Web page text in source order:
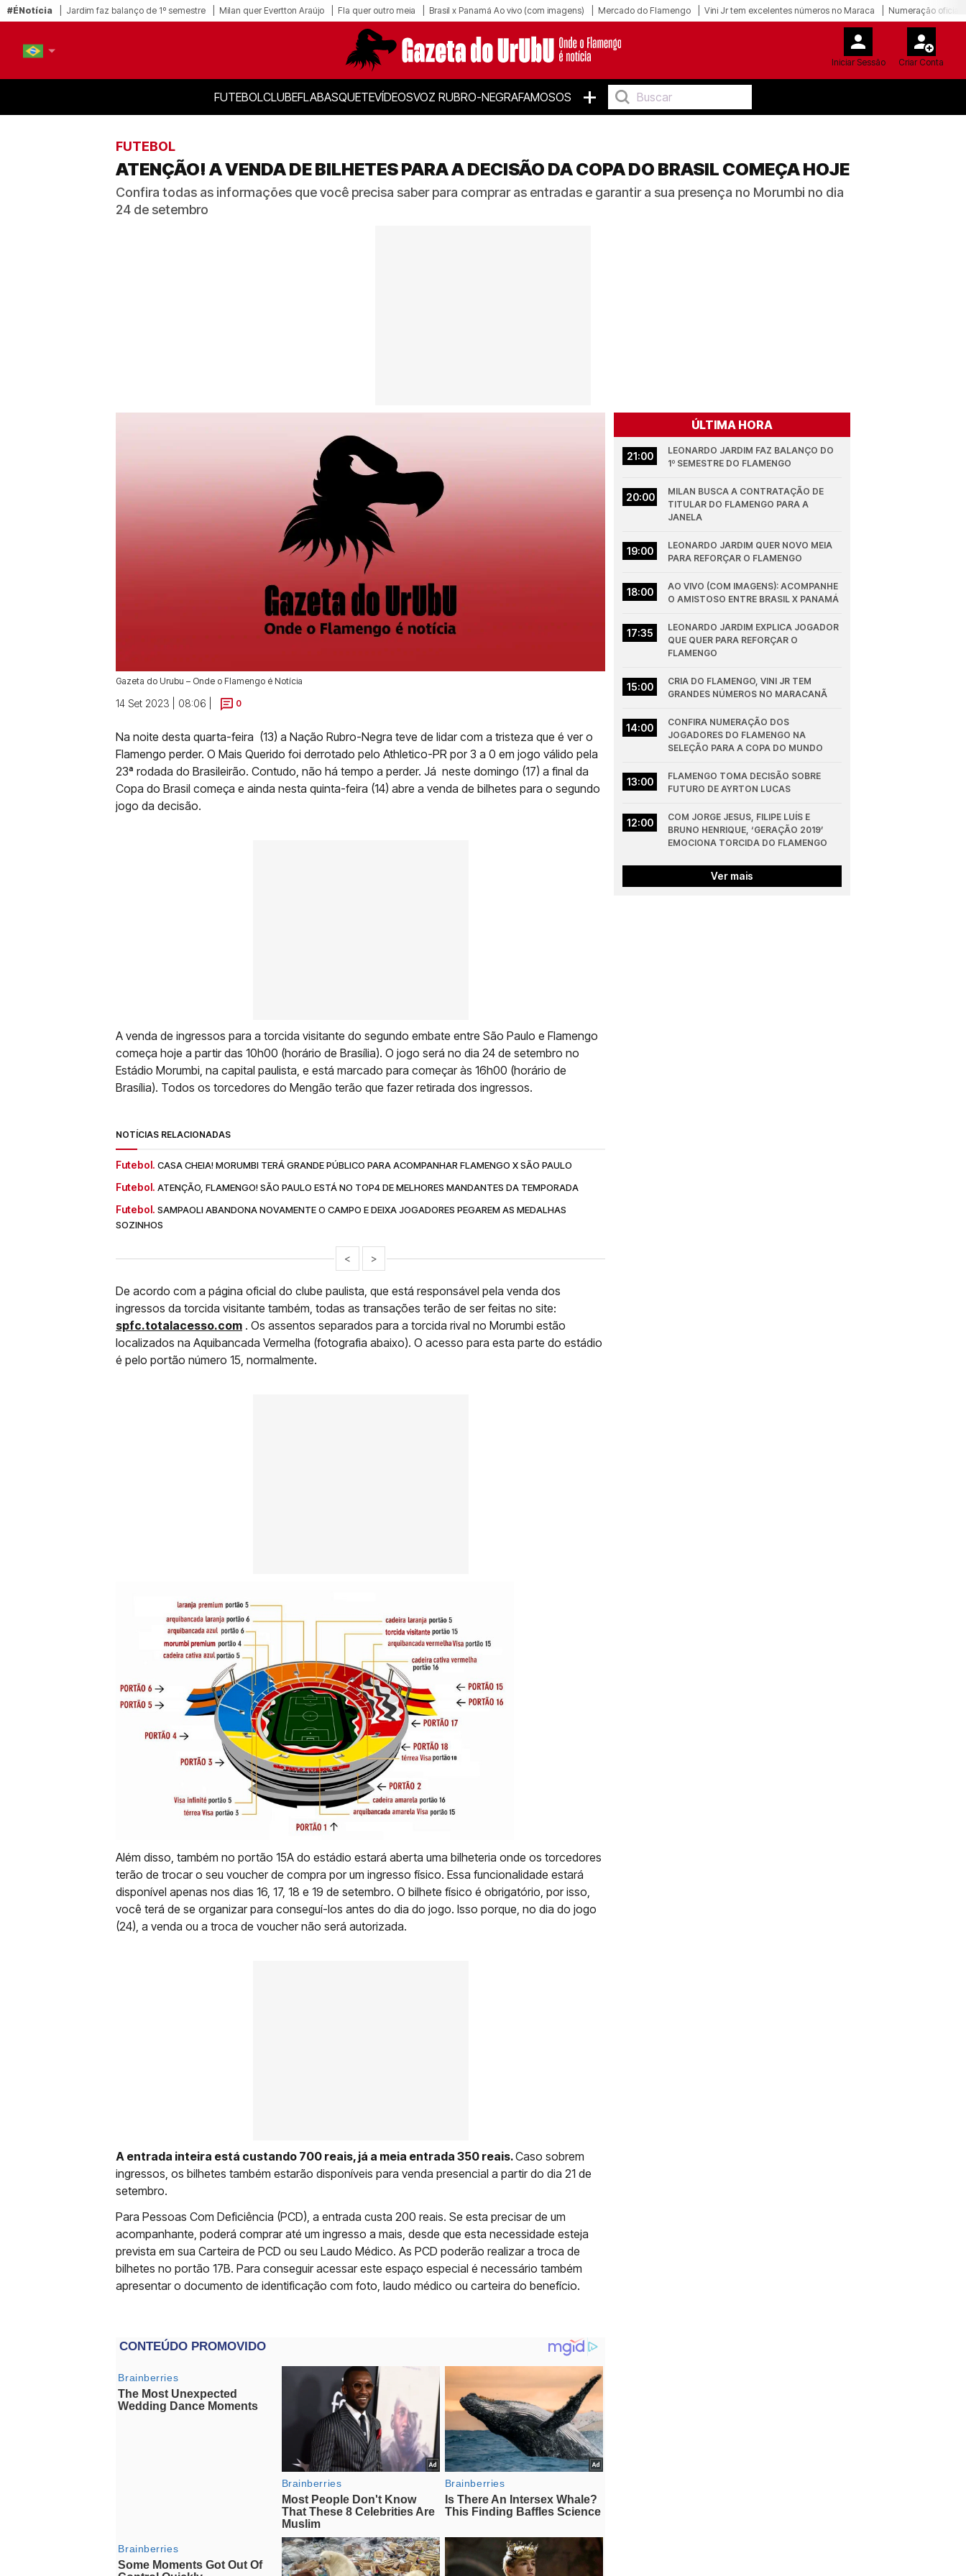
#ÉNotícia Jardim faz balanço de 1º semestre Milan quer Evertton Araújo Fla quer outro meia Brasil x Panamá Ao vivo (com imagens) Mercado do Flamengo Vini Jr tem excelentes números no Maraca Numeração oficial
Iniciar Sessão Criar Conta
FUTEBOLCLUBEFLABASQUETEVÍDEOSVOZ RUBRO-NEGRAFAMOSOS +
FUTEBOL
ATENÇÃO! A VENDA DE BILHETES PARA A DECISÃO DA COPA DO BRASIL COMEÇA HOJE
Confira todas as informações que você precisa saber para comprar as entradas e garantir a sua presença no Morumbi no dia
24 de setembro
Gazeta do Urubu – Onde o Flamengo é Notícia
14 Set 2023 | 08:06 | 0
Na noite desta quarta-feira (13) a Nação Rubro-Negra teve de lidar com a tristeza que é ver o
Flamengo perder. O Mais Querido foi derrotado pelo Athletico-PR por 3 a 0 em jogo válido pela
23ª rodada do Brasileirão. Contudo, não há tempo a perder. Já neste domingo (17) a final da
Copa do Brasil começa e ainda nesta quinta-feira (14) abre a venda de bilhetes para o segundo
jogo da decisão.
A venda de ingressos para a torcida visitante do segundo embate entre São Paulo e Flamengo
começa hoje a partir das 10h00 (horário de Brasília). O jogo será no dia 24 de setembro no
Estádio Morumbi, na capital paulista, e está marcado para começar às 16h00 (horário de
Brasília). Todos os torcedores do Mengão terão que fazer retirada dos ingressos.
NOTÍCIAS RELACIONADAS
Futebol. CASA CHEIA! MORUMBI TERÁ GRANDE PÚBLICO PARA ACOMPANHAR FLAMENGO X SÃO PAULO
Futebol. ATENÇÃO, FLAMENGO! SÃO PAULO ESTÁ NO TOP4 DE MELHORES MANDANTES DA TEMPORADA
Futebol. SAMPAOLI ABANDONA NOVAMENTE O CAMPO E DEIXA JOGADORES PEGAREM AS MEDALHAS
SOZINHOS
< >
De acordo com a página oficial do clube paulista, que está responsável pela venda dos
ingressos da torcida visitante também, todas as transações terão de ser feitas no site:
spfc.totalacesso.com . Os assentos separados para a torcida rival no Morumbi estão
localizados na Aquibancada Vermelha (fotografia abaixo). O acesso para esta parte do estádio
é pelo portão número 15, normalmente.
Além disso, também no portão 15A do estádio estará aberta uma bilheteria onde os torcedores
terão de trocar o seu voucher de compra por um ingresso físico. Essa funcionalidade estará
disponível apenas nos dias 16, 17, 18 e 19 de setembro. O bilhete físico é obrigatório, por isso,
você terá de se organizar para conseguí-los antes do dia do jogo. Isso porque, no dia do jogo
(24), a venda ou a troca de voucher não será autorizada.
A entrada inteira está custando 700 reais, já a meia entrada 350 reais.Caso sobrem
ingressos, os bilhetes também estarão disponíveis para venda presencial a partir do dia 21 de
setembro.
Para Pessoas Com Deficiência (PCD), a entrada custa 200 reais. Se esta precisar de um
acompanhante, poderá comprar até um ingresso a mais, desde que esta necessidade esteja
prevista em sua Carteira de PCD ou seu Laudo Médico. As PCD poderão realizar a troca de
bilhetes no portão 17B. Para conseguir acessar este espaço especial é necessário também
apresentar o documento de identificação com foto, laudo médico ou carteira do benefício.
ÚLTIMA HORA
21:00
LEONARDO JARDIM FAZ BALANÇO DO
1º SEMESTRE DO FLAMENGO
20:00
MILAN BUSCA A CONTRATAÇÃO DE
TITULAR DO FLAMENGO PARA A
JANELA
19:00
LEONARDO JARDIM QUER NOVO MEIA
PARA REFORÇAR O FLAMENGO
18:00
AO VIVO (COM IMAGENS): ACOMPANHE
O AMISTOSO ENTRE BRASIL X PANAMÁ
17:35
LEONARDO JARDIM EXPLICA JOGADOR
QUE QUER PARA REFORÇAR O
FLAMENGO
15:00
CRIA DO FLAMENGO, VINI JR TEM
GRANDES NÚMEROS NO MARACANÃ
14:00
CONFIRA NUMERAÇÃO DOS
JOGADORES DO FLAMENGO NA
SELEÇÃO PARA A COPA DO MUNDO
13:00
FLAMENGO TOMA DECISÃO SOBRE
FUTURO DE AYRTON LUCAS
12:00
COM JORGE JESUS, FILIPE LUÍS E
BRUNO HENRIQUE, ‘GERAÇÃO 2019’
EMOCIONA TORCIDA DO FLAMENGO
Ver mais